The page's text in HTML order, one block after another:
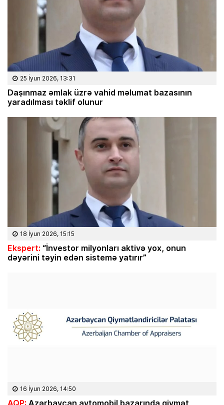
25 İyun 2026, 13:31
Daşınmaz əmlak üzrə vahid məlumat bazasının
yaradılması təklif olunur
18 İyun 2026, 15:15
Ekspert: “İnvestor milyonları aktivə yox, onun
dəyərini təyin edən sistemə yatırır”
16 İyun 2026, 14:50